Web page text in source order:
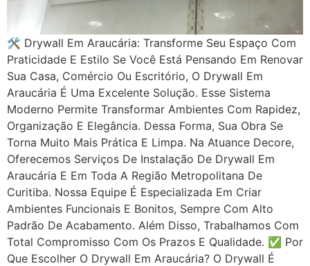
🛠 Drywall Em Araucária: Transforme Seu Espaço Com
Praticidade E Estilo Se Você Está Pensando Em Renovar
Sua Casa, Comércio Ou Escritório, O Drywall Em
Araucária É Uma Excelente Solução. Esse Sistema
Moderno Permite Transformar Ambientes Com Rapidez,
Organização E Elegância. Dessa Forma, Sua Obra Se
Torna Muito Mais Prática E Limpa. Na Atuance Decore,
Oferecemos Serviços De Instalação De Drywall Em
Araucária E Em Toda A Região Metropolitana De
Curitiba. Nossa Equipe É Especializada Em Criar
Ambientes Funcionais E Bonitos, Sempre Com Alto
Padrão De Acabamento. Além Disso, Trabalhamos Com
Total Compromisso Com Os Prazos E Qualidade. ✅ Por
Que Escolher O Drywall Em Araucária? O Drywall É